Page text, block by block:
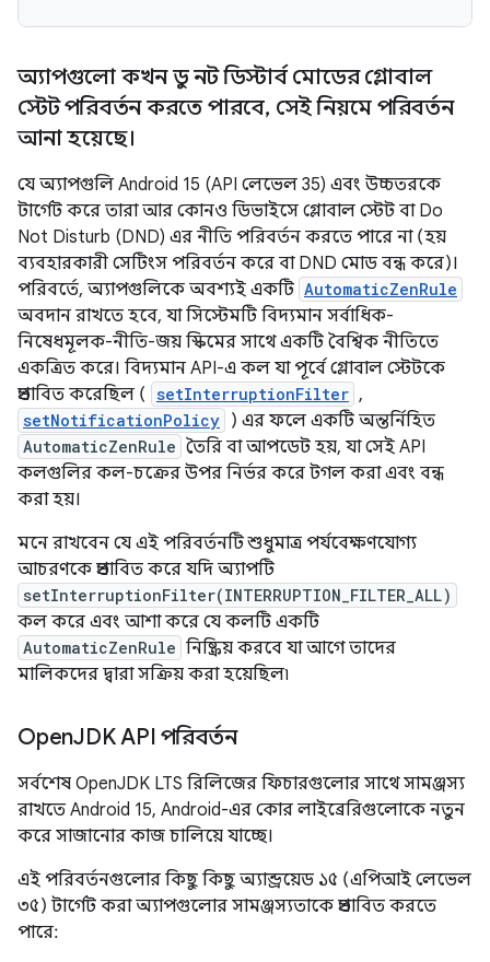
অ্যাপগুলো কখন ডু নট ডিস্টার্ব মোডের গ্লোবাল
স্টেট পরিবর্তন করতে পারবে, সেই নিয়মে পরিবর্তন
আনা হয়েছে।
যে অ্যাপগুলি Android 15 (API লেভেল 35) এবং উচ্চতরকে
টার্গেট করে তারা আর কোনও ডিভাইসে গ্লোবাল স্টেট বা Do
Not Disturb (DND) এর নীতি পরিবর্তন করতে পারে না (হয়
ব্যবহারকারী সেটিংস পরিবর্তন করে বা DND মোড বন্ধ করে)।
পরিবর্তে, অ্যাপগুলিকে অবশ্যই একটি AutomaticZenRule
অবদান রাখতে হবে, যা সিস্টেমটি বিদ্যমান সর্বাধিক-
নিষেধমূলক-নীতি-জয় স্কিমের সাথে একটি বৈশ্বিক নীতিতে
একত্রিত করে। বিদ্যমান API-এ কল যা পূর্বে গ্লোবাল স্টেটকে
প্রভাবিত করেছিল ( setInterruptionFilter ,
setNotificationPolicy ) এর ফলে একটি অন্তর্নিহিত
AutomaticZenRule তৈরি বা আপডেট হয়, যা সেই API
কলগুলির কল-চক্রের উপর নির্ভর করে টগল করা এবং বন্ধ
করা হয়।
মনে রাখবেন যে এই পরিবর্তনটি শুধুমাত্র পর্যবেক্ষণযোগ্য
আচরণকে প্রভাবিত করে যদি অ্যাপটি
setInterruptionFilter(INTERRUPTION_FILTER_ALL)
কল করে এবং আশা করে যে কলটি একটি
AutomaticZenRule নিষ্ক্রিয় করবে যা আগে তাদের
মালিকদের দ্বারা সক্রিয় করা হয়েছিল৷
OpenJDK API পরিবর্তন
সর্বশেষ OpenJDK LTS রিলিজের ফিচারগুলোর সাথে সামঞ্জস্য
রাখতে Android 15, Android-এর কোর লাইব্রেরিগুলোকে নতুন
করে সাজানোর কাজ চালিয়ে যাচ্ছে।
এই পরিবর্তনগুলোর কিছু কিছু অ্যান্ড্রয়েড ১৫ (এপিআই লেভেল
৩৫) টার্গেট করা অ্যাপগুলোর সামঞ্জস্যতাকে প্রভাবিত করতে
পারে: